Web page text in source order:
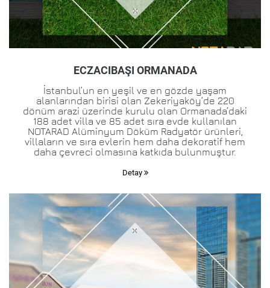
ECZACIBAŞI ORMANADA
İstanbul’un en yeşil ve en gözde yaşam
alanlarından birisi olan Zekeriyaköy’de 220
dönüm arazi üzerinde kurulu olan Ormanada’daki
188 adet villa ve 85 adet sıra evde kullanılan
NOTARAD Alüminyum Döküm Radyatör ürünleri,
villaların ve sıra evlerin hem daha dekoratif hem
daha çevreci olmasına katkıda bulunmuştur.
Detay 